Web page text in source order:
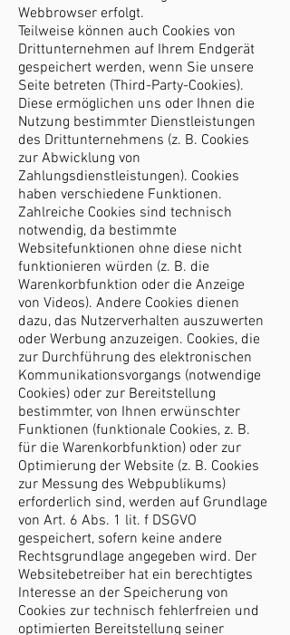
Webbrowser erfolgt.
Teilweise können auch Cookies von
Drittunternehmen auf Ihrem Endgerät
gespeichert werden, wenn Sie unsere
Seite betreten (Third-Party-Cookies).
Diese ermöglichen uns oder Ihnen die
Nutzung bestimmter Dienstleistungen
des Drittunternehmens (z. B. Cookies
zur Abwicklung von
Zahlungsdienstleistungen). Cookies
haben verschiedene Funktionen.
Zahlreiche Cookies sind technisch
notwendig, da bestimmte
Websitefunktionen ohne diese nicht
funktionieren würden (z. B. die
Warenkorbfunktion oder die Anzeige
von Videos). Andere Cookies dienen
dazu, das Nutzerverhalten auszuwerten
oder Werbung anzuzeigen. Cookies, die
zur Durchführung des elektronischen
Kommunikationsvorgangs (notwendige
Cookies) oder zur Bereitstellung
bestimmter, von Ihnen erwünschter
Funktionen (funktionale Cookies, z. B.
für die Warenkorbfunktion) oder zur
Optimierung der Website (z. B. Cookies
zur Messung des Webpublikums)
erforderlich sind, werden auf Grundlage
von Art. 6 Abs. 1 lit. f DSGVO
gespeichert, sofern keine andere
Rechtsgrundlage angegeben wird. Der
Websitebetreiber hat ein berechtigtes
Interesse an der Speicherung von
Cookies zur technisch fehlerfreien und
optimierten Bereitstellung seiner